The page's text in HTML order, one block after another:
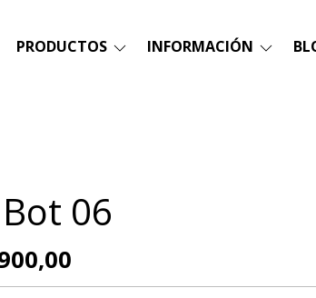
PRODUCTOS INFORMACIÓN
Bot 06